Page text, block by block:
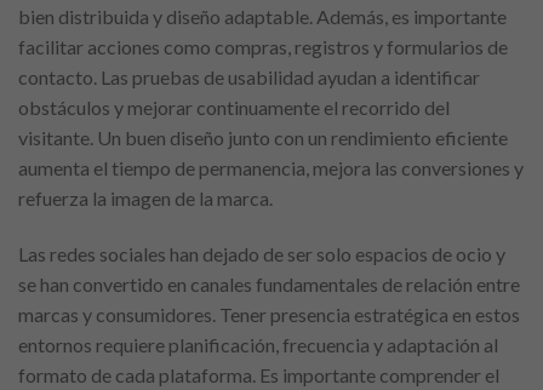
bien distribuida y diseño adaptable. Además, es importante
facilitar acciones como compras, registros y formularios de
contacto. Las pruebas de usabilidad ayudan a identificar
obstáculos y mejorar continuamente el recorrido del
visitante. Un buen diseño junto con un rendimiento eficiente
aumenta el tiempo de permanencia, mejora las conversiones y
refuerza la imagen de la marca.
Las redes sociales han dejado de ser solo espacios de ocio y
se han convertido en canales fundamentales de relación entre
marcas y consumidores. Tener presencia estratégica en estos
entornos requiere planificación, frecuencia y adaptación al
formato de cada plataforma. Es importante comprender el